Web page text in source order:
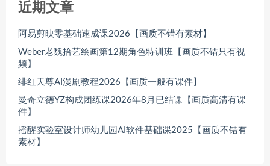
近期文章
阿易剪映零基础速成课2026【画质不错有素材】
Weber老魏拾艺绘画第12期角色特训班【画质不错只有视
频】
绯红天尊AI漫剧教程2026【画质一般有课件】
曼奇立德YZ构成团练课2026年8月已结课【画质高清有课
件】
摇醒实验室设计师幼儿园AI软件基础课2025【画质不错有
素材】